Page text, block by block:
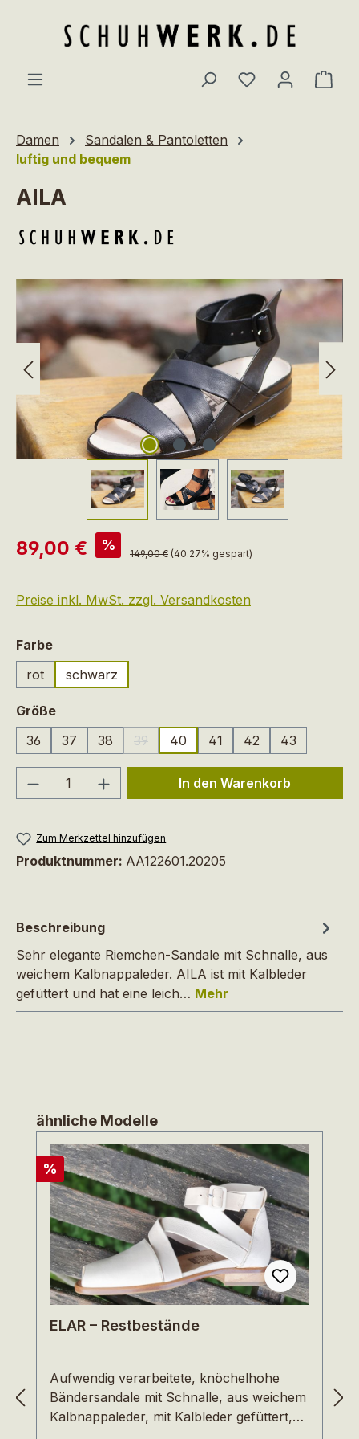
Du hast 0
Damen
Sandalen & Pantoletten
luftig und bequem
AILA
Bildergalerie überspringen
Verkaufspreis:
89,00 € % Regulärer Preis:
149,00 € (40.27% gespart)
Preise inkl. MwSt. zzgl. Versandkosten
Farbeauswählen
rot
schwarz
Größeauswählen
36
37 38 39
(Diese Option ist zurzeit nicht verfügbar.)
40 41 42 43
Produkt Anzahl: Gib denIn den Warenkorb
Zum Merkzettel hinzufügen
Produktnummer: AA122601.20205
Beschreibung
Sehr elegante Riemchen-Sandale mit Schnalle, aus
weichem Kalbnappaleder. AILA ist mit Kalbleder
gefüttert und hat eine leich… Mehr
Produktgalerie überspringen
ähnliche Modelle
Rabatt
%
ELAR – Restbestände
Aufwendig verarbeitete, knöchelhohe
Bändersandale mit Schnalle, aus weichem
Kalbnappaleder, mit Kalbleder gefüttert,